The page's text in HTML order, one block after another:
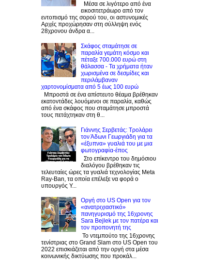
Μέσα σε λιγότερο από ένα
εικοσιτετράωρο από τον
εντοπισμό της σορού του, οι αστυνομικές
Αρχές προχώρησαν στη σύλληψη ενός
28χρονου άνδρα α...
Σκάφος σταμάτησε σε
παραλία γεμάτη κόσμο και
πέταξε 700.000 ευρώ στη
θάλασσα - Τα χρήματα ήταν
χωρισμένα σε δεσμίδες και
περιλάμβαναν
χαρτονομίσματα από 5 έως 100 ευρώ
Μπροστά σε ένα απίστευτο θέαμα βρέθηκαν
εκατοντάδες λουόμενοι σε παραλία, καθώς
από ένα σκάφος που σταμάτησε μπροστά
τους πετάχτηκαν στη θ...
Γιάννης Σερβετάς: Τρολάρει
τον Άδωνι Γεωργιάδη για τα
«έξυπνα» γυαλιά του με μια
φωτογραφία-έπος
Στο επίκεντρο του δημόσιου
διαλόγου βρέθηκαν τις
τελευταίες ώρες τα γυαλιά τεχνολογίας Meta
Ray-Ban, τα οποία επέλεξε να φορά ο
υπουργός Υ...
Οργή στο US Open για τον
«ανατριχιαστικό»
πανηγυρισμό της 16χρονης
Sara Bejlek με τον πατέρα και
τον προπονητή της
Το ντεμπούτο της 16χρονης
τενίστριας στο Grand Slam στο US Open του
2022 επισκιάζεται από την οργή στα μέσα
κοινωνικής δικτύωσης που προκάλ...